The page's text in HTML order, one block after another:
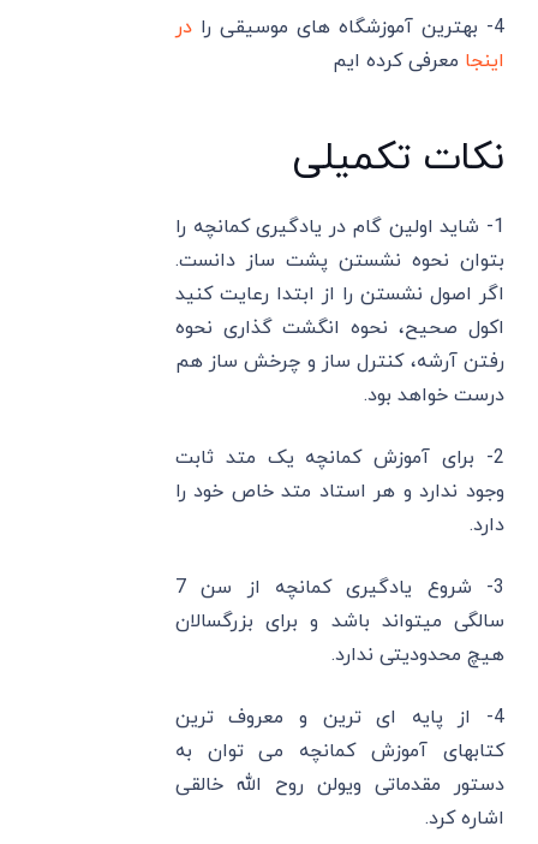
4- بهترین آموزشگاه های موسیقی را
در
اینجا معرفی کرده ایم
نکات تکمیلی
1- شاید اولین گام در یادگیری کمانچه را
بتوان نحوه نشستن پشت ساز دانست.
اگر اصول نشستن را از ابتدا رعایت کنید
اکول صحیح، نحوه انگشت گذاری نحوه
رفتن آرشه، کنترل ساز و چرخش ساز هم
درست خواهد بود.
2- برای آموزش کمانچه یک متد ثابت
وجود ندارد و هر استاد متد خاص خود را
دارد.
3- شروع یادگیری کمانچه از سن 7
سالگی میتواند باشد و برای بزرگسالان
هیچ محدودیتی ندارد.
4- از پایه ای ترین و معروف ترین
کتابهای آموزش کمانچه می توان به
دستور مقدماتی ویولن روح الله خالقی
اشاره کرد.